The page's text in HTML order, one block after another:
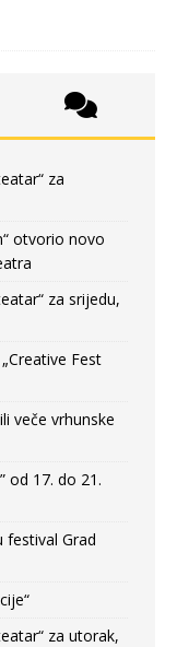
za
otvorio novo
za srijedu,
Fest
veče vrhunske
od 17. do 21.
Grad
za utorak,